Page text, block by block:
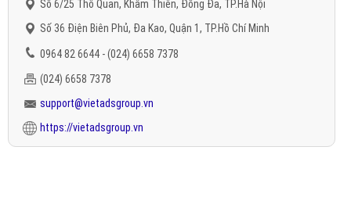
Số 6/25 Thổ Quan, Khâm Thiên, Đống Đa, TP.Hà Nội
Số 36 Điện Biên Phủ, Đa Kao, Quận 1, TP.Hồ Chí Minh
0964 82 6644 - (024) 6658 7378
(024) 6658 7378
support@vietadsgroup.vn
https://vietadsgroup.vn